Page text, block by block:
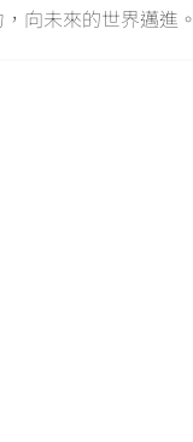
向未來的世界邁進。